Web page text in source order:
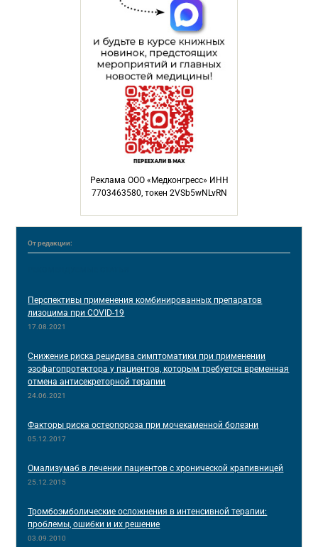
Реклама ООО «Медконгресс» ИНН
7703463580, токен 2VSb5wNLvRN
От редакции:
Перспективы применения комбинированных препаратов
лизоцима при COVID-19
17.08.2021
Снижение риска рецидива симптоматики при применении
эзофагопротектора у пациентов, которым требуется временная
отмена антисекреторной терапии
24.06.2021
Факторы риска остеопороза при мочекаменной болезни
05.12.2017
Омализумаб в лечении пациентов с хронической крапивницей
25.12.2015
Тромбоэмболические осложнения в интенсивной терапии:
проблемы, ошибки и их решение
03.09.2010